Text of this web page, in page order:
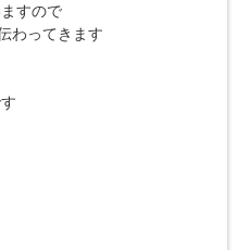
すので
わってきます